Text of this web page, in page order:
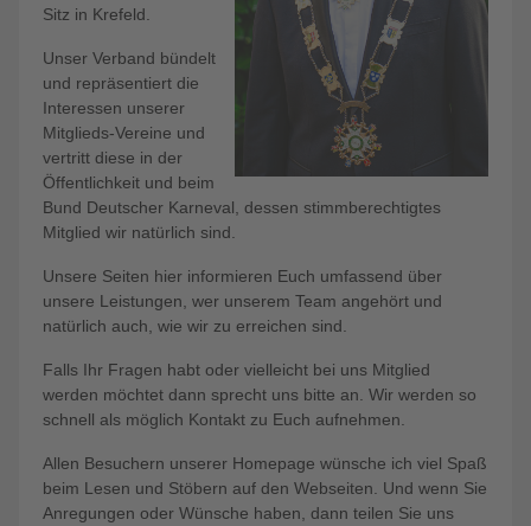
Sitz in Krefeld.
Unser Verband bündelt
und repräsentiert die
Interessen unserer
Mitglieds-Vereine und
vertritt diese in der
Öffentlichkeit und beim
Bund Deutscher Karneval, dessen stimmberechtigtes
Mitglied wir natürlich sind.
Unsere Seiten hier informieren Euch umfassend über
unsere Leistungen, wer unserem Team angehört und
natürlich auch, wie wir zu erreichen sind.
Falls Ihr Fragen habt oder vielleicht bei uns Mitglied
werden möchtet dann sprecht uns bitte an. Wir werden so
schnell als möglich Kontakt zu Euch aufnehmen.
Allen Besuchern unserer Homepage wünsche ich viel Spaß
beim Lesen und Stöbern auf den Webseiten. Und wenn Sie
Anregungen oder Wünsche haben, dann teilen Sie uns